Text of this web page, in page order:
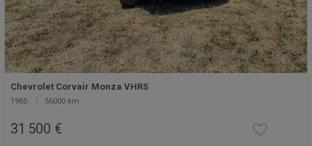
Chevrolet Corvair Monza VHRS
1965 56000 km
31 500 €